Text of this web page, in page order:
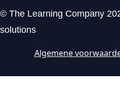
© The Learning Company
solutions
Algemene